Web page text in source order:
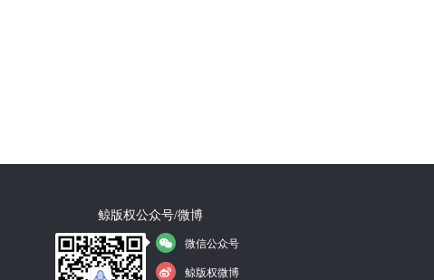
鲸版权公众号/微博
微信公众号
鲸版权微博